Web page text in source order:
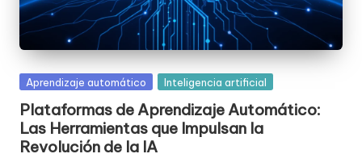
Posted
Aprendizaje automático Inteligencia artificial
Plataformas de Aprendizaje Automático:
Las Herramientas que Impulsan la
Revolución de la IA